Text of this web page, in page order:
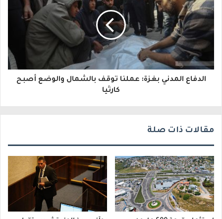
ك
ت
و
الدفاع المدني بغزة: عملنا توقف بالشمال والوضع أصبح
كارثيا
مقالات ذات صلة